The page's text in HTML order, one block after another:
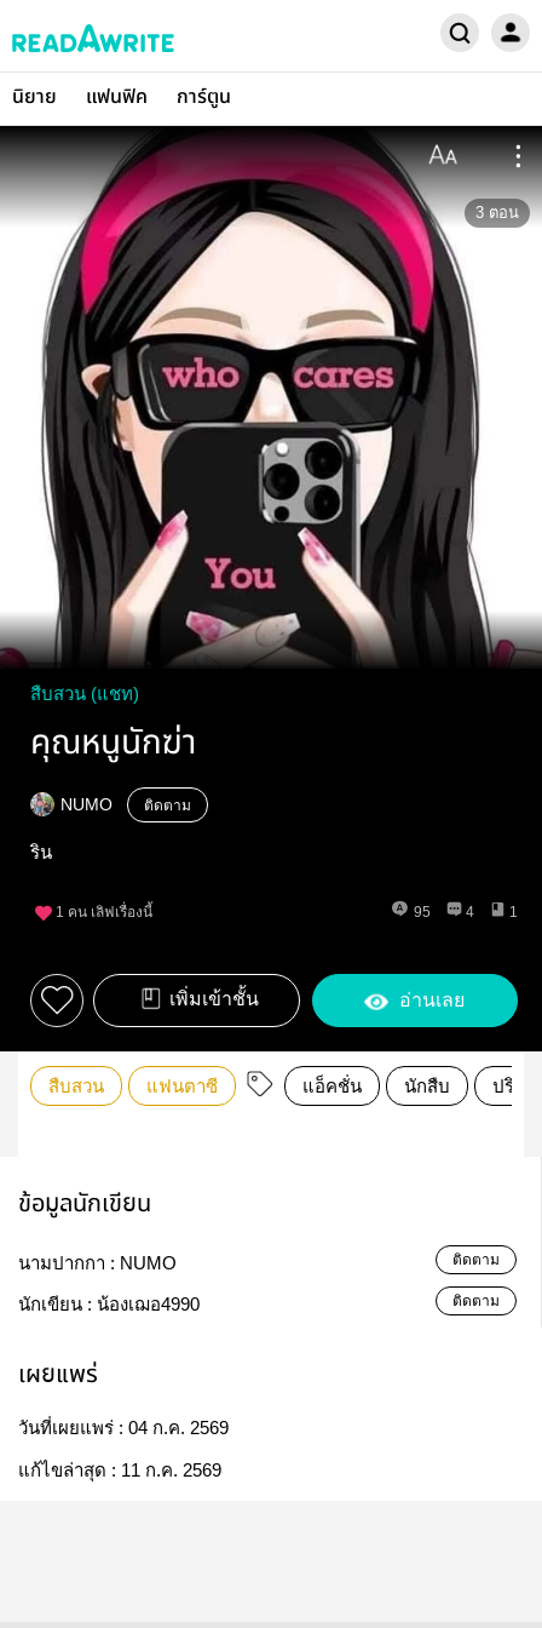
นิยาย แฟนฟิค การ์ตูน
3 ตอน
สืบสวน (แชท)
คุณหนูนักฆ่า
NUMO ติดตาม
ริน
1 คน เลิฟเรื่องนี้ 95 4 1
เพิ่มเข้าชั้น อ่านเลย
สืบสวน แฟนตาซี แอ็คชั่น นักสืบ ปริศน
ข้อมูลนักเขียน
นามปากกา : NUMO ติดตาม
นักเขียน : น้องเฌอ4990 ติดตาม
เผยแพร่
วันที่เผยแพร่ : 04 ก.ค. 2569
แก้ไขล่าสุด : 11 ก.ค. 2569